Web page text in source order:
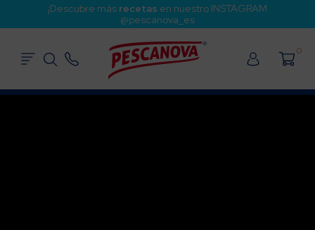
¡Descubre más recetas en nuestro INSTAGRAM
@pescanova_es
0